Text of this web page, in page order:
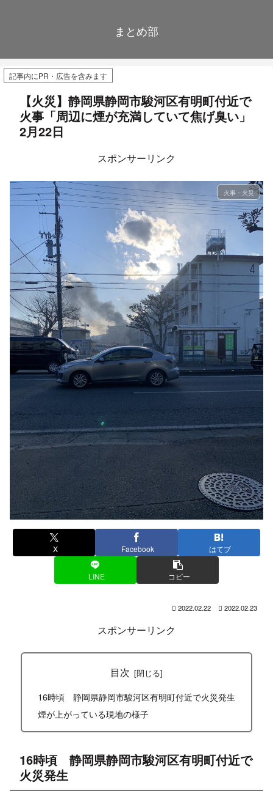
まとめ部
記事内にPR・広告を含みます
【火災】静岡県静岡市駿河区有明町付近で
火事「周辺に煙が充満していて焦げ臭い」
2月22日
スポンサーリンク
火事・火災
X Facebook はてブ
LINE コピー
2022.02.22 2022.02.23
スポンサーリンク
目次
16時頃 静岡県静岡市駿河区有明町付近で火災発生
煙が上がっている現地の様子
16時頃 静岡県静岡市駿河区有明町付近で
火災発生